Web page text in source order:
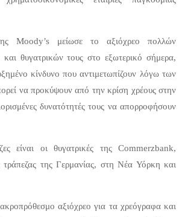
Moody’s μείωσε το αξιόχρεο πολλών
και θυγατρικών τους στο εξωτερικό σήμερα,
κίνδυνο που αντιμετωπίζουν λόγω των
να προκύψουν από την κρίση χρέους στην
δυνατότητές τους να απορροφήσουν
είναι οι θυγατρικές της Commerzbank,
τράπεζας της Γερμανίας, στη Νέα Υόρκη και
αξιόχρεο για τα χρεόγραφα και